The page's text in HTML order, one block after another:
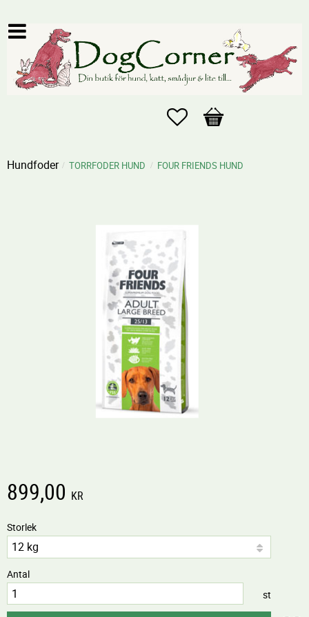
Favoriter
Kundvagn
Hundfoder TORRFODER HUND FOUR FRIENDS HUND
899,00 KR
Storlek
Antal
st